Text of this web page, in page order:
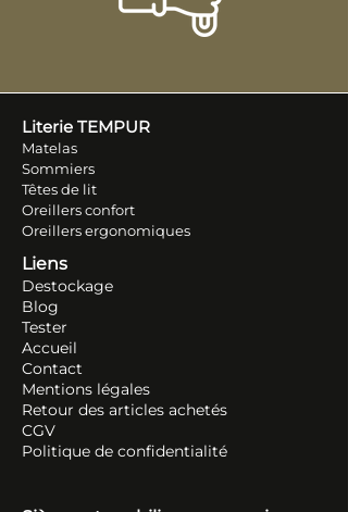
Literie TEMPUR
Matelas
Sommiers
Têtes de lit
Oreillers confort
Oreillers ergonomiques
Liens
Destockage
Blog
Tester
Accueil
Contact
Mentions légales
Retour des articles achetés
CGV
Politique de confidentialité